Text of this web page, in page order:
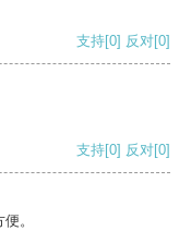
支持[0] 反对[0]
支持[0] 反对[0]
。